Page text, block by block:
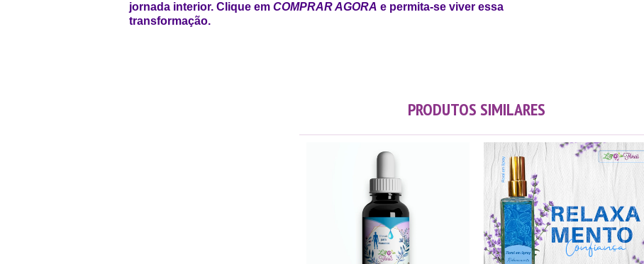
jornada interior. Clique em COMPRAR AGORA e permita-se viver essa
transformação.
PRODUTOS SIMILARES